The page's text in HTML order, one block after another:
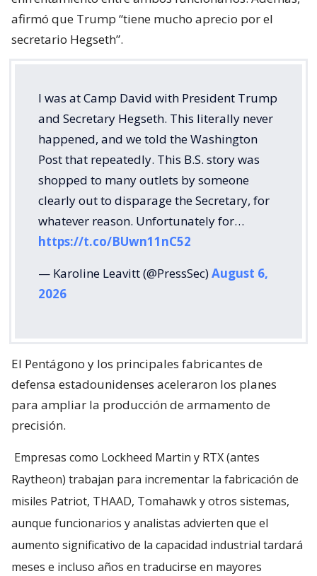
afirmó que Trump “tiene mucho aprecio por el
secretario Hegseth”.
I was at Camp David with President Trump
and Secretary Hegseth. This literally never
happened, and we told the Washington
Post that repeatedly. This B.S. story was
shopped to many outlets by someone
clearly out to disparage the Secretary, for
whatever reason. Unfortunately for…
https://t.co/BUwn11nC52
— Karoline Leavitt (@PressSec)August 6,
2026
El Pentágono y los principales fabricantes de
defensa estadounidenses aceleraron los planes
para ampliar la producción de armamento de
precisión.
Empresas como Lockheed Martin y RTX (antes
Raytheon) trabajan para incrementar la fabricación de
misiles Patriot, THAAD, Tomahawk y otros sistemas,
aunque funcionarios y analistas advierten que el
aumento significativo de la capacidad industrial tardará
meses e incluso años en traducirse en mayores